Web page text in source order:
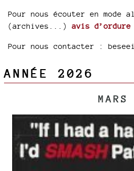
Pour nous écouter en mode
(archives...) avis d’ordure
Pour nous contacter :
ANNÉE 2026
MARS